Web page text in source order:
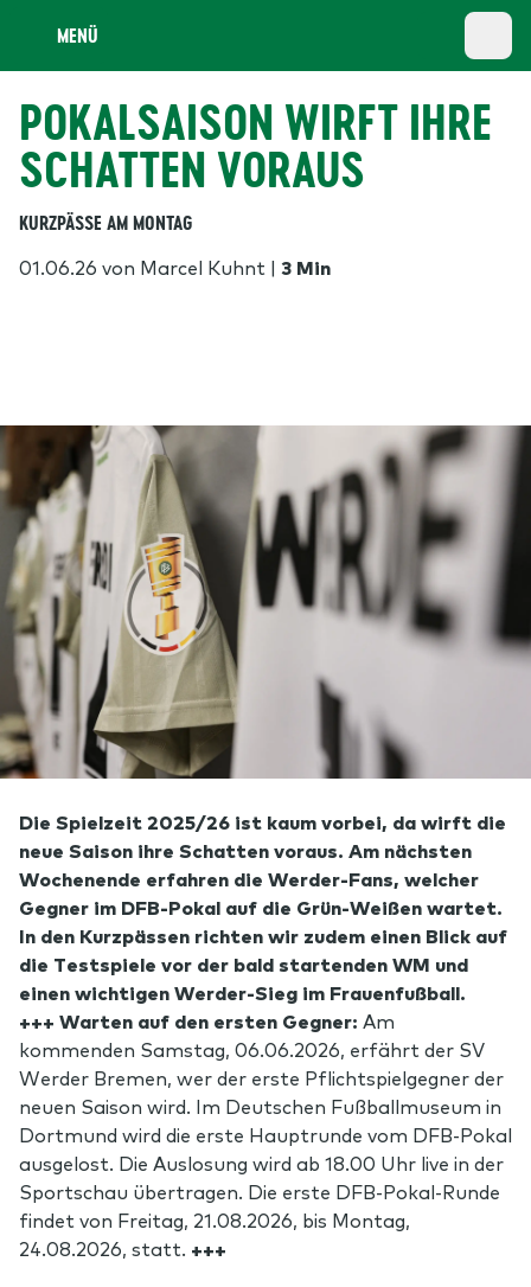
MENÜ
POKALSAISON WIRFT IHRE
SCHATTEN VORAUS
KURZPÄSSE AM MONTAG
01.06.26 von Marcel Kuhnt | 3 Min
Die Spielzeit 2025/26 ist kaum vorbei, da wirft die
neue Saison ihre Schatten voraus. Am nächsten
Wochenende erfahren die Werder-Fans, welcher
Gegner im DFB-Pokal auf die Grün-Weißen wartet.
In den Kurzpässen richten wir zudem einen Blick auf
die Testspiele vor der bald startenden WM und
einen wichtigen Werder-Sieg im Frauenfußball.
+++ Warten auf den ersten Gegner: Am
kommenden Samstag, 06.06.2026, erfährt der SV
Werder Bremen, wer der erste Pflichtspielgegner der
neuen Saison wird. Im Deutschen Fußballmuseum in
Dortmund wird die erste Hauptrunde vom DFB-Pokal
ausgelost. Die Auslosung wird ab 18.00 Uhr live in der
Sportschau übertragen. Die erste DFB-Pokal-Runde
findet von Freitag, 21.08.2026, bis Montag,
24.08.2026, statt. +++